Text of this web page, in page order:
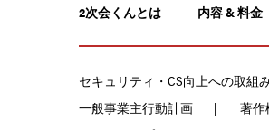
2次会くんとは 内容 & 料金
セキュリティ・CS向上への取組
一般事業主行動計画
著作